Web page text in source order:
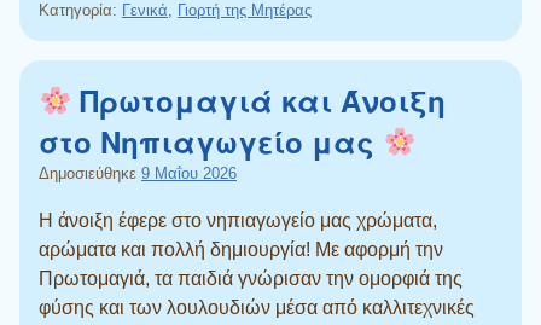
Κατηγορία: Γενικά Γιορτή της Μητέρας
Πρωτομαγιά και Άνοιξη
στο Νηπιαγωγείο μας
Δημοσιεύθηκε 9 Μαΐου 2026
Η άνοιξη έφερε στο νηπιαγωγείο μας χρώματα,
αρώματα και πολλή δημιουργία! Με αφορμή την
Πρωτομαγιά, τα παιδιά γνώρισαν την ομορφιά της
φύσης και των λουλουδιών μέσα από καλλιτεχνικές